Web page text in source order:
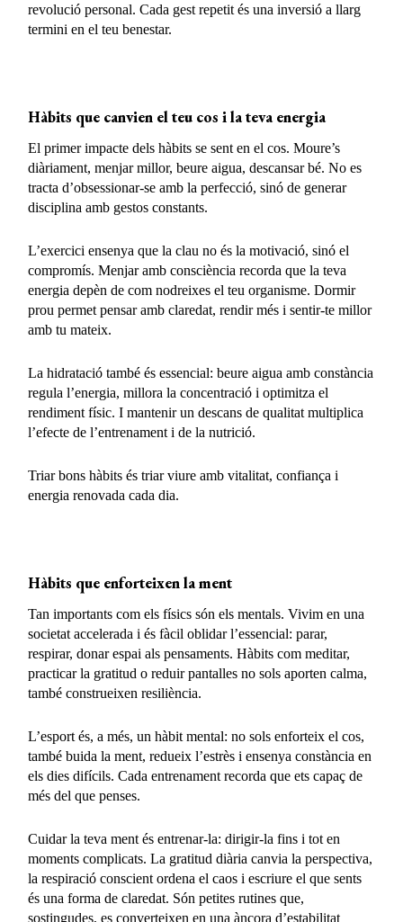
revolució personal. Cada gest repetit és una inversió a llarg
termini en el teu benestar.
Hàbits que canvien el teu cos i la teva energia
El primer impacte dels hàbits se sent en el cos. Moure’s
diàriament, menjar millor, beure aigua, descansar bé. No es
tracta d’obsessionar-se amb la perfecció, sinó de generar
disciplina amb gestos constants.
L’exercici ensenya que la clau no és la motivació, sinó el
compromís. Menjar amb consciència recorda que la teva
energia depèn de com nodreixes el teu organisme. Dormir
prou permet pensar amb claredat, rendir més i sentir-te millor
amb tu mateix.
La hidratació també és essencial: beure aigua amb constància
regula l’energia, millora la concentració i optimitza el
rendiment físic. I mantenir un descans de qualitat multiplica
l’efecte de l’entrenament i de la nutrició.
Triar bons hàbits és triar viure amb vitalitat, confiança i
energia renovada cada dia.
Hàbits que enforteixen la ment
Tan importants com els físics són els mentals. Vivim en una
societat accelerada i és fàcil oblidar l’essencial: parar,
respirar, donar espai als pensaments. Hàbits com meditar,
practicar la gratitud o reduir pantalles no sols aporten calma,
també construeixen resiliència.
L’esport és, a més, un hàbit mental: no sols enforteix el cos,
també buida la ment, redueix l’estrès i ensenya constància en
els dies difícils. Cada entrenament recorda que ets capaç de
més del que penses.
Cuidar la teva ment és entrenar-la: dirigir-la fins i tot en
moments complicats. La gratitud diària canvia la perspectiva,
la respiració conscient ordena el caos i escriure el que sents
és una forma de claredat. Són petites rutines que,
sostingudes, es converteixen en una àncora d’estabilitat